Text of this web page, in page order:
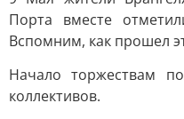
Порта вместе
Вспомним, как прошел
Начало торжествам
коллективов.